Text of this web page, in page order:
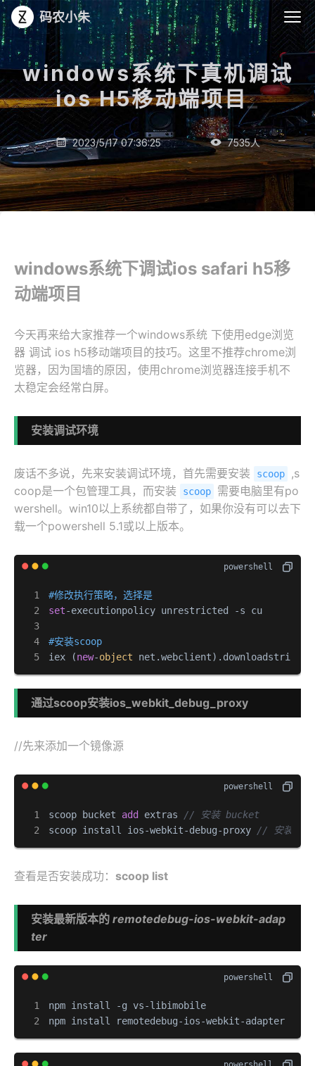
码农小朱
windows系统下真机调试
ios H5移动端项目_
 2023/5/17 07:36:25  7535人
windows系统下调试ios safari h5移
动端项目
今天再来给大家推荐一个windows系统 下使用edge浏览
器 调试 ios h5移动端项目的技巧。这里不推荐chrome浏
览器，因为国墙的原因，使用chrome浏览器连接手机不
太稳定会经常白屏。
安装调试环境
废话不多说，先来安装调试环境，首先需要安装 scoop
,s
coop是一个包管理工具，而安装
scoop
需要电脑里有po
wershell。win10以上系统都自带了，如果你没有可以去下
载一个powershell 5.1或以上版本。
#修改执行策略，选择是
set-executionpolicy unrestricted -s cu
#安装scoop
iex (new-object net.webclient).downloadstring(
通过scoop安装ios_webkit_debug_proxy
//先来添加一个镜像源
scoop bucket add extras
// 安装 bucket
scoop install ios-webkit-debug-proxy
// 安装
查看是否安装成功： scoop list
安装最新版本的remotedebug-ios-webkit-adap
ter
npm install -g vs-libimobile
npm install remotedebug-ios-webkit-adapter -g